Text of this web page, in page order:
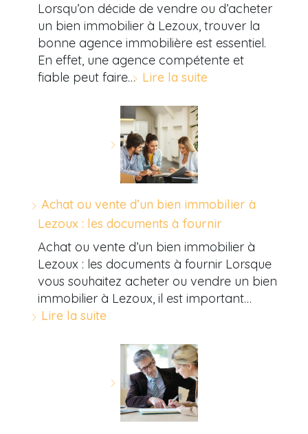
Lorsqu’on décide de vendre ou d’acheter
un bien immobilier à Lezoux, trouver la
bonne agence immobilière est essentiel.
En effet, une agence compétente et
fiable peut faire… Lire la suite
Achat ou vente d’un bien immobilier à
Lezoux : les documents à fournir
Achat ou vente d’un bien immobilier à
Lezoux : les documents à fournir Lorsque
vous souhaitez acheter ou vendre un bien
immobilier à Lezoux, il est important…
Lire la suite